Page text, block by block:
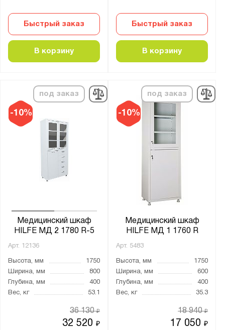
Быстрый заказ
В корзину
Быстрый заказ
В корзину
-10%
под заказ
Медицинский шкаф
HILFE МД 2 1780 R-5
Арт. 12136
Высота, мм
1750
Ширина, мм
800
Глубина, мм
400
Вес, кг
53.1
32 520₽
36 130₽
-10%
под заказ
Медицинский шкаф
HILFE МД 1 1760 R
Арт. 5483
Высота, мм
1750
Ширина, мм
600
Глубина, мм
400
Вес, кг
35.3
17 050₽
18 940₽